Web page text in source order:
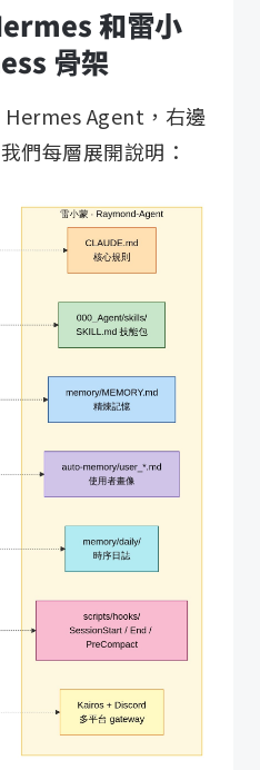
和雷小
骨架
Agent，右邊
們每層展開說明：